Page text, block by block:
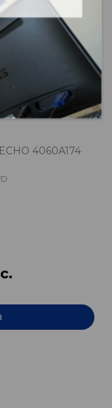
4060A174